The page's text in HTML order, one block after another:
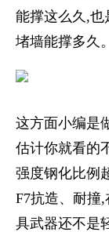
能撑这么久,也
堵墙能撑多久。
这方面小编是
估计你就看的
强度钢化比例
F7抗造、耐撞
具武器还不是